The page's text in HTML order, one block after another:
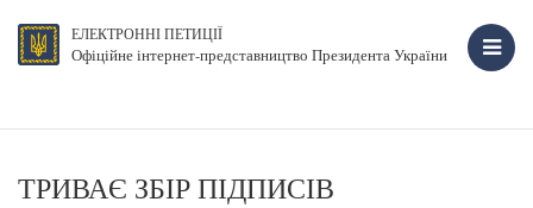
ЕЛЕКТРОННІ ПЕТИЦІЇ
Офіційне інтернет-представництво Президента України
ТРИВАЄ ЗБІР ПІДПИСІВ